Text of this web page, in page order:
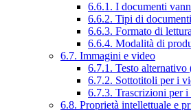
6.6.1. I documenti
6.6.2. Tipi di documenti
6.6.3. Formato di
6.6.4. Modalità di
6.7. Immagini e video
6.7.1. Testo
6.7.2. Sottotitoli per i
6.7.3. Trascrizioni per i
6.8. Proprietà intellettuale e